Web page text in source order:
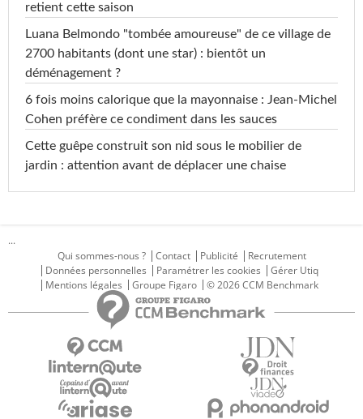
retient cette saison
Luana Belmondo "tombée amoureuse" de ce village de
2700 habitants (dont une star) : bientôt un
déménagement ?
6 fois moins calorique que la mayonnaise : Jean-Michel
Cohen préfère ce condiment dans les sauces
Cette guêpe construit son nid sous le mobilier de
jardin : attention avant de déplacer une chaise
...
Qui sommes-nous ?
Contact Publicité
Recrutement
Données personnelles
Paramétrer les cookies
Gérer Utiq
Mentions légales
Groupe Figaro © 2026 CCM Benchmark